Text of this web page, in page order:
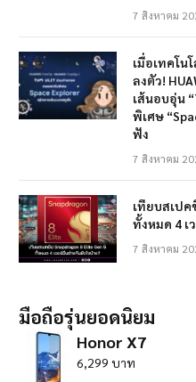
7 สิงหาคม
เมื่อเทคโน
ลงตัว!
เส้นอบอุ่น
พิเศษ
ฟัง
7 สิงหาคม
เทียบสเปค
ทั้งหมด 4 เ
7 สิงหาคม
มือถือรุ่นยอดนิยม
Honor X7
6,299 บาท